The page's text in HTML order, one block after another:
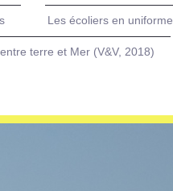
Les écoliers en uniforme
terre et Mer (V&V, 2018)